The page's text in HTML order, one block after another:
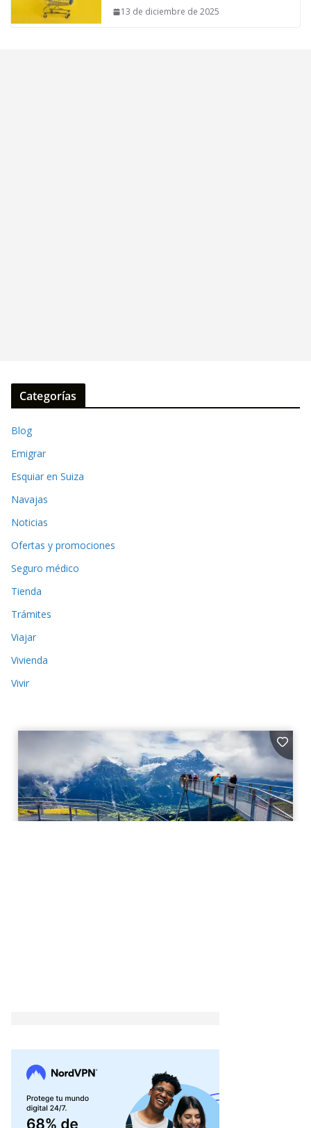
13 de diciembre de 2025
Categorías
Blog
Emigrar
Esquiar en Suiza
Navajas
Noticias
Ofertas y promociones
Seguro médico
Tienda
Trámites
Viajar
Vivienda
Vivir